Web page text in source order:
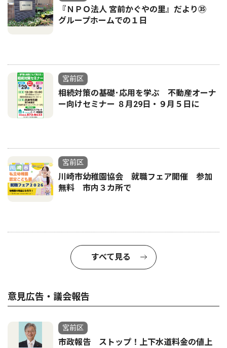
『ＮＰＯ法人 宮前かぐやの里』だより㉟
グループホームでの１日
宮前区
相続対策の基礎･応用を学ぶ 不動産オーナ
ー向けセミナー ８月29日・９月５日に
宮前区
川崎市幼稚園協会 就職フェア開催 参加
無料 市内３カ所で
すべて見る
意見広告・議会報告
宮前区
市政報告 ストップ！上下水道料金の値上